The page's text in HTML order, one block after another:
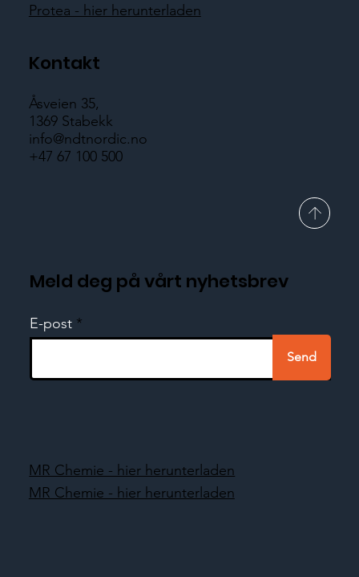
Protea - hier herunterladen
Kontakt
Åsveien 35,
1369 Stabekk
info@ndtnordic.no
+47 67 100 500
Meld deg på vårt nyhetsbrev
E-post
Send
MR Chemie - hier herunterladen
MR Chemie - hier herunterladen